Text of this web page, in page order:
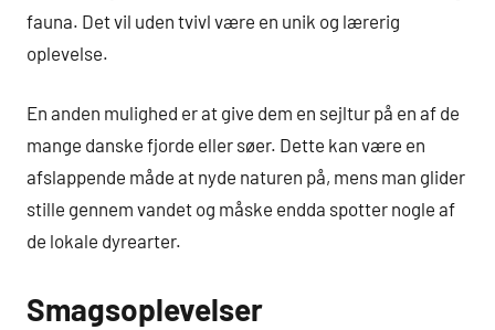
fauna. Det vil uden tvivl være en unik og lærerig
oplevelse.
En anden mulighed er at give dem en sejltur på en af de
mange danske fjorde eller søer. Dette kan være en
afslappende måde at nyde naturen på, mens man glider
stille gennem vandet og måske endda spotter nogle af
de lokale dyrearter.
Smagsoplevelser